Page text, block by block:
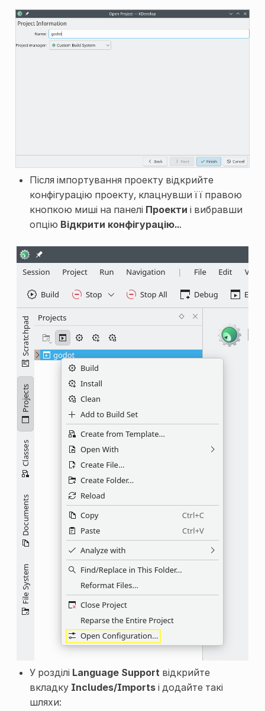
Після імпортування проекту відкрийте
конфігурацію проекту, клацнувши її правою
кнопкою миші на панелі Проекти і вибравши
опцію Відкрити конфігурацію...
У розділі Language Support відкрийте
вкладку Includes/Importsі додайте такі
шляхи: